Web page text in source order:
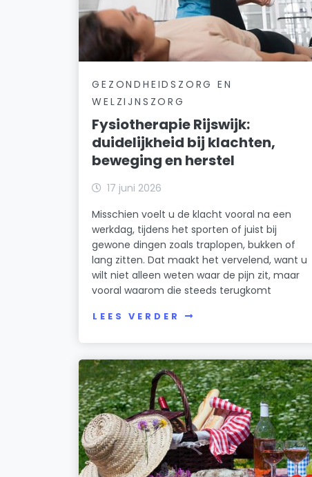
GEZONDHEIDSZORG EN
WELZIJNSZORG
Fysiotherapie Rijswijk:
duidelijkheid bij klachten,
beweging en herstel
17 juni 2026
Misschien voelt u de klacht vooral na een
werkdag, tijdens het sporten of juist bij
gewone dingen zoals traplopen, bukken of
lang zitten. Dat maakt het vervelend, want u
wilt niet alleen weten waar de pijn zit, maar
vooral waarom die steeds terugkomt
LEES VERDER